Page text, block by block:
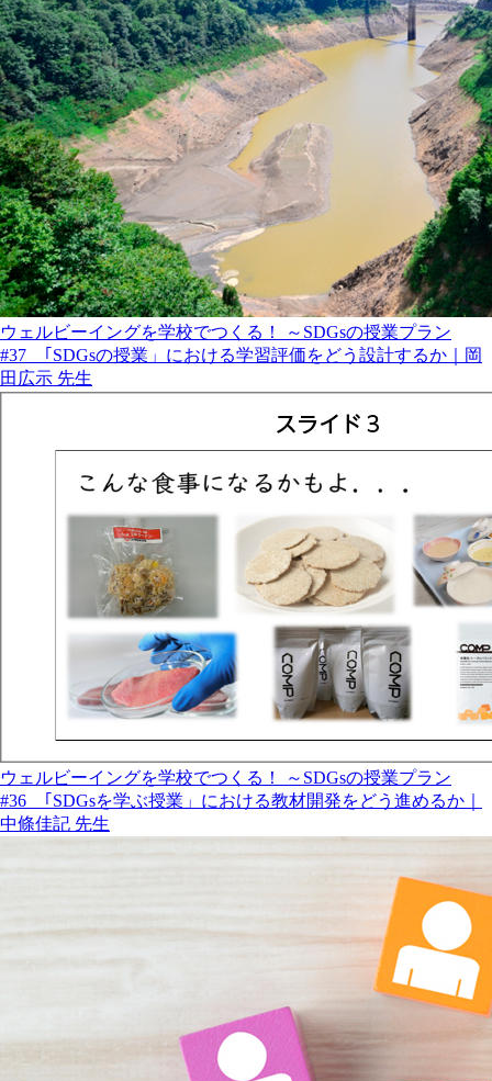
ウェルビーイングを学校でつくる！ ～SDGsの授業プラン
#37 ｢SDGsの授業」における学習評価をどう設計するか｜岡
田広示 先生
ウェルビーイングを学校でつくる！ ～SDGsの授業プラン
#36 ｢SDGsを学ぶ授業」における教材開発をどう進めるか｜
中條佳記 先生